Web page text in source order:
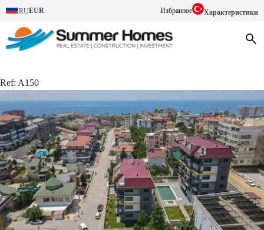
RUEUR Избранное Характеристики
Ref: A150